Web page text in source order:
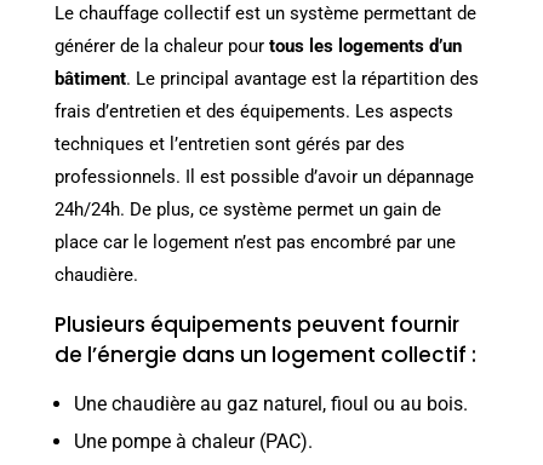
Le chauffage collectif est un système permettant de
générer de la chaleur pour tous les logements d’un
bâtiment. Le principal avantage est la répartition des
frais d’entretien et des équipements. Les aspects
techniques et l’entretien sont gérés par des
professionnels. Il est possible d’avoir un dépannage
24h/24h. De plus, ce système permet un gain de
place car le logement n’est pas encombré par une
chaudière.
Plusieurs équipements peuvent fournir
de l’énergie dans un logement collectif :
Une chaudière au gaz naturel, fioul ou au bois.
Une pompe à chaleur (PAC).